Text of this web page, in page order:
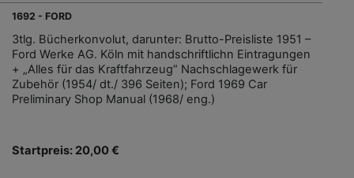
1692 - FORD
3tlg. Bücherkonvolut, darunter: Brutto-Preisliste 1951 –
Ford Werke AG. Köln mit handschriftlichn Eintragungen
+ „Alles für das Kraftfahrzeug“ Nachschlagewerk für
Zubehör (1954/ dt./ 396 Seiten); Ford 1969 Car
Preliminary Shop Manual (1968/ eng.)
Startpreis: 20,00 €